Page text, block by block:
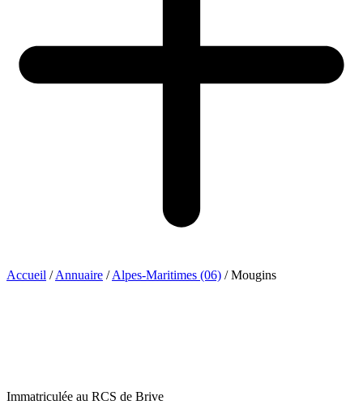
Accueil / Annuaire / Alpes-Maritimes (06) / Mougins
Immatriculée au RCS de Brive